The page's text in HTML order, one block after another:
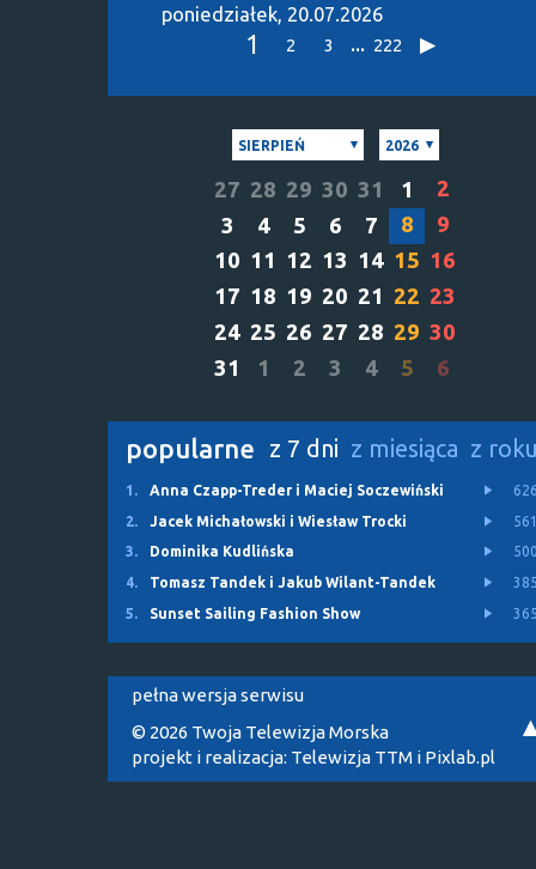
poniedziałek, 20.07.2026
1 2 3 ... 222
SIERPIEŃ 2026
27 28 29 30 31 1
2
3
4 5 6 7 8
9
10 11 12 13 14 15 16
17 18 19 20 21 22 23
24 25 26 27 28 29 30
31
1 2 3 4 5 6
popularne z 7 dni z miesiąca z
1. Anna Czapp-Treder i Maciej Soczewiński
2.
Jacek Michałowski i Wiesław Trocki
3.
Dominika Kudlińska
4.
Tomasz Tandek i Jakub Wilant-Tandek
5.
Sunset Sailing Fashion Show
pełna wersja serwisu
© 2026 Twoja Telewizja Morska
projekt i realizacja: Telewizja TTM i Pixlab.pl